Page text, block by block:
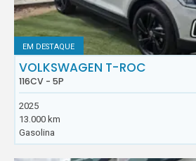
EM DESTAQUE
VOLKSWAGEN T-ROC
116CV - 5P
2025
13.000 km
Gasolina